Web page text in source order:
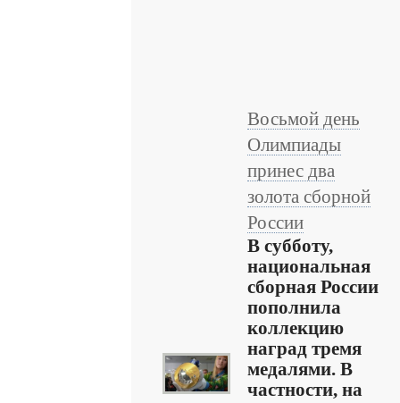
Восьмой день
Олимпиады
принес два
золота сборной
России
В субботу,
национальная
сборная России
пополнила
коллекцию
наград тремя
медалями. В
частности, на